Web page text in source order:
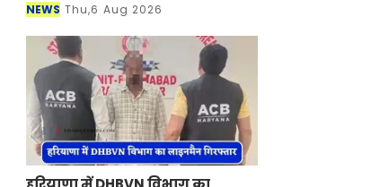
NEWS Thu,6 Aug 2026